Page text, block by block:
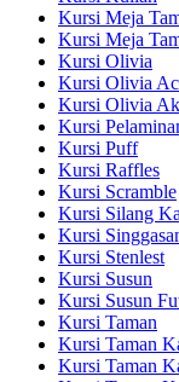
Kursi Meja
Kursi Meja
Kursi Olivia
Kursi Olivia
Kursi Olivia
Kursi
Kursi Puff
Kursi Raffles
Kursi Scramble
Kursi Silang
Kursi
Kursi Stenlest
Kursi Susun
Kursi Susun
Kursi Taman
Kursi Taman
Kursi Taman